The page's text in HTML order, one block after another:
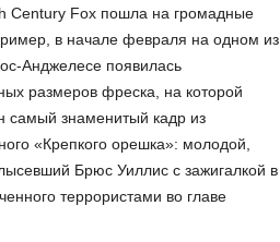
Century Fox пошла на громадные
в начале февраля на одном из
Анджелесе появилась
размеров фреска, на которой
самый знаменитый кадр из
«Крепкого орешка»: молодой,
Брюс Уиллис с зажигалкой в
террористами во главе